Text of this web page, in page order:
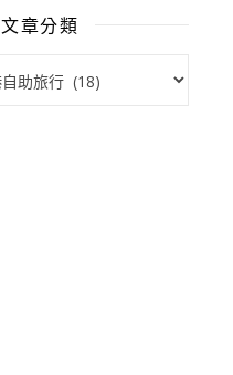
文章分類